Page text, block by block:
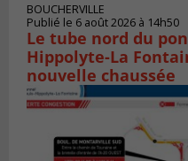
BOUCHERVILLE
Publié le 6 août 2026 à 14h50
Le tube nord du
Hippolyte-La
nouvelle chaussée